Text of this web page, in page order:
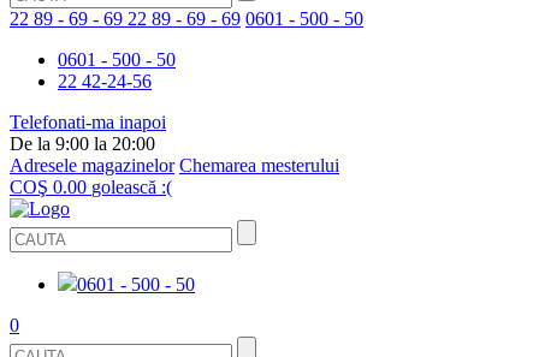
22 89 - 69 - 69 22 89 - 69 - 69 0601 - 500 - 50
0601 - 500 - 50
22 42-24-56
Telefonati-ma inapoi
De la 9:00 la 20:00
Adresele magazinelor Chemarea mesterului
COŞ 0.00 golească :(
0601 - 500 - 50
0